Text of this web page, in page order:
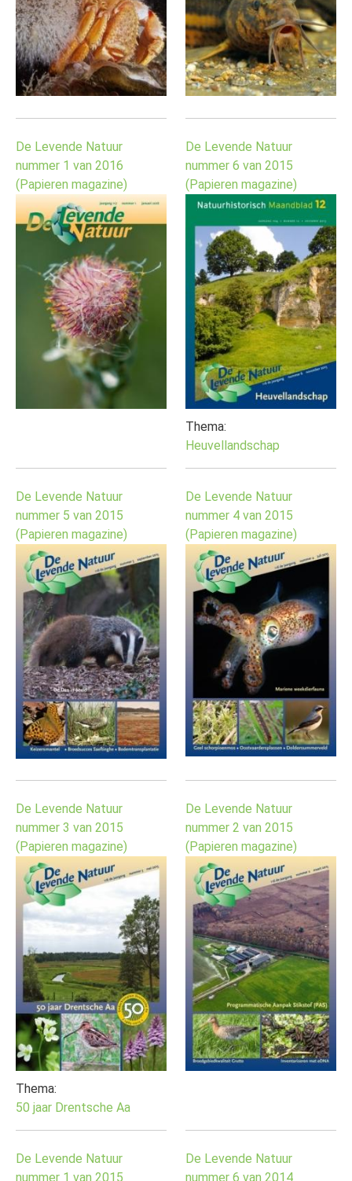
De Levende Natuur
nummer 1 van 2016
(Papieren magazine)
De Levende Natuur
nummer 6 van 2015
(Papieren magazine)
Thema:
Heuvellandschap
De Levende Natuur
nummer 5 van 2015
(Papieren magazine)
De Levende Natuur
nummer 4 van 2015
(Papieren magazine)
De Levende Natuur
nummer 3 van 2015
(Papieren magazine)
Thema:
50 jaar Drentsche Aa
De Levende Natuur
nummer 2 van 2015
(Papieren magazine)
De Levende Natuur
nummer 1 van 2015
De Levende Natuur
nummer 6 van 2014